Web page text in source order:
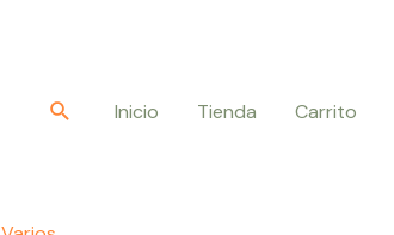
BuscarInicio Tienda Carrito